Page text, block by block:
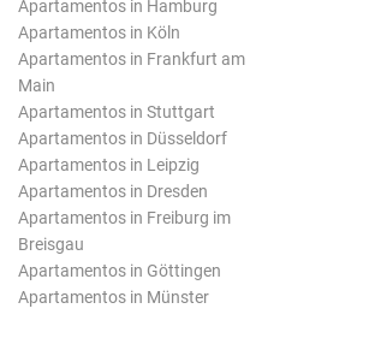
Apartamentos in Hamburg
Apartamentos in Köln
Apartamentos in Frankfurt am
Main
Apartamentos in Stuttgart
Apartamentos in Düsseldorf
Apartamentos in Leipzig
Apartamentos in Dresden
Apartamentos in Freiburg im
Breisgau
Apartamentos in Göttingen
Apartamentos in Münster